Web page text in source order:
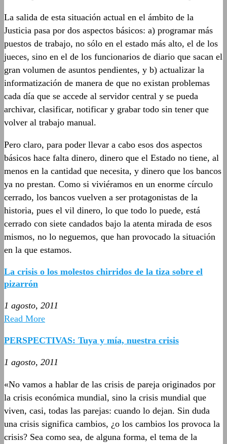
La salida de esta situación actual en el ámbito de la
Justicia pasa por dos aspectos básicos: a) programar más
puestos de trabajo, no sólo en el estado más alto, el de los
jueces, sino en el de los funcionarios de diario que sacan el
gran volumen de asuntos pendientes, y b) actualizar la
informatización de manera de que no existan problemas
cada día que se accede al servidor central y se pueda
archivar, clasificar, notificar y grabar todo sin tener que
volver al trabajo manual.
Pero claro, para poder llevar a cabo esos dos aspectos
básicos hace falta dinero, dinero que el Estado no tiene, al
menos en la cantidad que necesita, y dinero que los bancos
ya no prestan. Como si viviéramos en un enorme círculo
cerrado, los bancos vuelven a ser protagonistas de la
historia, pues el vil dinero, lo que todo lo puede, está
cerrado con siete candados bajo la atenta mirada de esos
mismos, no lo neguemos, que han provocado la situación
en la que estamos.
La crisis o los molestos chirridos de la tiza sobre el
pizarrón
1 agosto, 2011
Read More
PERSPECTIVAS: Tuya y mía, nuestra crisis
1 agosto, 2011
«No vamos a hablar de las crisis de pareja originados por
la crisis económica mundial, sino la crisis mundial que
viven, casi, todas las parejas: cuando lo dejan. Sin duda
una crisis significa cambios, ¿o los cambios los provoca la
crisis? Sea como sea, de alguna forma, el tema de la